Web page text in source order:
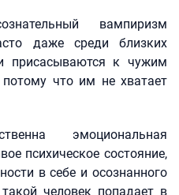
вампиризм
даже среди близких
присасываются к чужим
что им не хватает
эмоциональная
психическое состояние,
в себе и осознанного
человек попадает в